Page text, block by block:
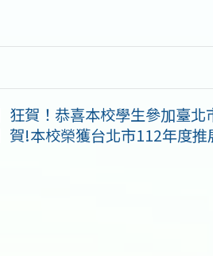
狂賀！恭喜本校學生參加臺北
賀!本校榮獲台北市112年度